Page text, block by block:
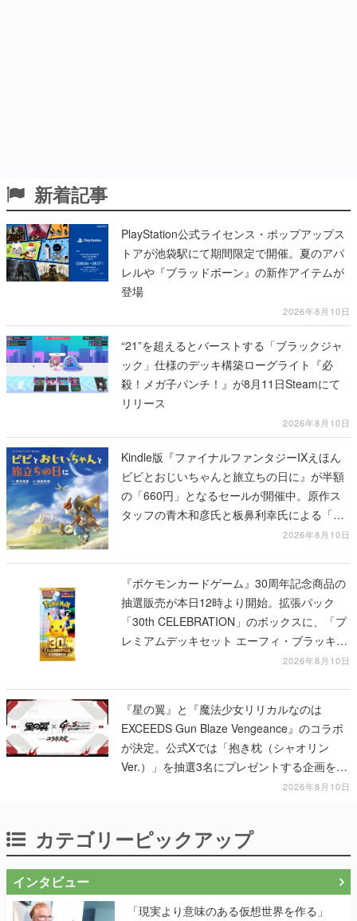
新着記事
PlayStation公式ライセンス・ポップアップス
トアが池袋駅にて期間限定で開催。夏のアパ
レルや『ブラッドボーン』の新作アイテムが
登場
2026年8月10日
“21”を超えるとバーストする「ブラックジャ
ック」仕様のデッキ構築ローグライト『必
殺！メガ子パンチ！』が8月11日Steamにて
リリース
2026年8月10日
Kindle版『ファイナルファンタジーIXえほん
ビビとおじいちゃんと旅立ちの日に』が半額
の「660円」となるセールが開催中。原作ス
タッフの青木和彦氏と板鼻利幸氏による「ビ
2026年8月10日
『ポケモンカードゲーム』30周年記念商品の
抽選販売が本日12時より開始。拡張パック
「30th CELEBRATION」のボックスに、「プ
レミアムデッキセット エーフィ・ブラッキ
ー」「FUTURISTIC BOX」の計3商品2026年8月10日
『星の翼』と『魔法少女リリカルなのは
EXCEEDS Gun Blaze Vengeance』のコラボ
が決定。公式Xでは「抱き枕（シャオリン
Ver.）」を抽選3名にプレゼントする企画を実
2026年8月10日
カテゴリーピックアップ
インタビュー
「現実より意味のある仮想世界を作る」